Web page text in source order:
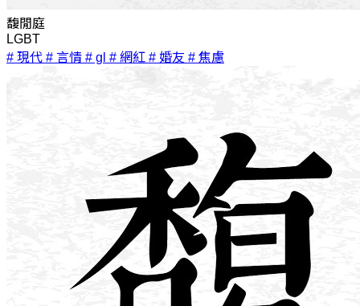
馥閒庭
LGBT
# 現代 # 言情 # gl # 網紅 # 婚友 # 焦慮